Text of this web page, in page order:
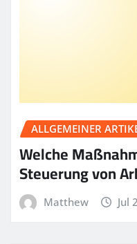
ALLGEMEINER
Welche
Steuerung von
Matthew Jul